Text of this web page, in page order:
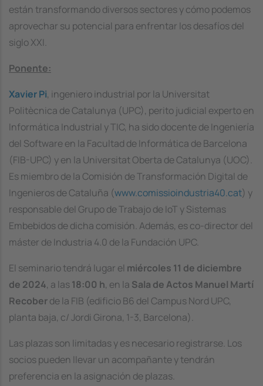
están transformando diversos sectores y cómo podemos
aprovechar su potencial para enfrentar los desafíos del
siglo XXI.
Ponente:
Xavier Pi, ingeniero industrial por la Universitat
Politècnica de Catalunya (UPC), perito judicial experto en
Informática Industrial y TIC, ha sido docente de Ingeniería
del Software en la Facultad de Informática de Barcelona
(FIB-UPC) y en la Universitat Oberta de Catalunya (UOC).
Es miembro de la Comisión de Transformación Digital de
Ingenieros de Cataluña (www.comissioindustria40.cat) y
responsable del Grupo de Trabajo de IoT y Sistemas
Embebidos de dicha comisión. Además, es co-director del
máster de Industria 4.0 de la Fundación UPC.
El seminario tendrá lugar el miércoles 11 de diciembre
de 2024, a las18:00 h, en la Sala de Actos Manuel Martí
Recoberde la FIB (edificio B6 del Campus Nord UPC,
planta baja, c/ Jordi Girona, 1-3, Barcelona).
Las plazas son limitadas y es necesario registrarse. Los
socios pueden llevar un acompañante y tendrán
preferencia en la asignación de plazas.